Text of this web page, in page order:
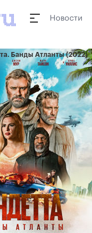
Новости
Банды Атланты (2022)